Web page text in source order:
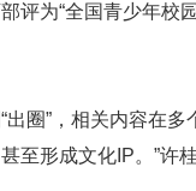
评为“全国青少年校
圈”，相关内容在
至形成文化IP。”许